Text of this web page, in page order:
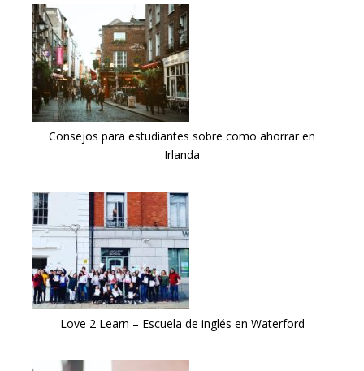
Consejos para estudiantes sobre como ahorrar en
Irlanda
Love 2 Learn – Escuela de inglés en Waterford